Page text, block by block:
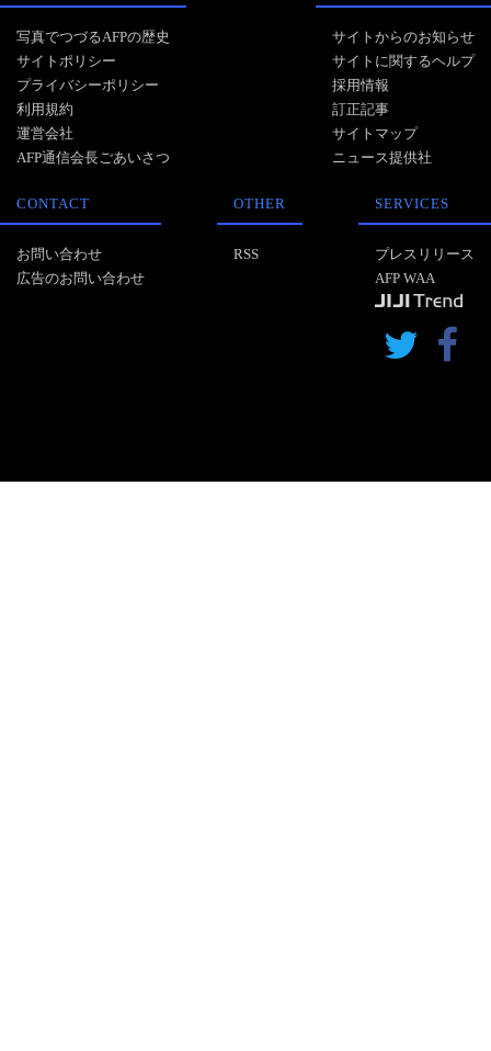
写真でつづるAFPの歴史
サイトポリシー
プライバシーポリシー
利用規約
運営会社
AFP通信会長ごあいさつ
サイトからのお知らせ
サイトに関するヘルプ
採用情報
訂正記事
サイトマップ
ニュース提供社
CONTACT
お問い合わせ
広告のお問い合わせ
OTHER
RSS
SERVICES
プレスリリース
AFP WAA